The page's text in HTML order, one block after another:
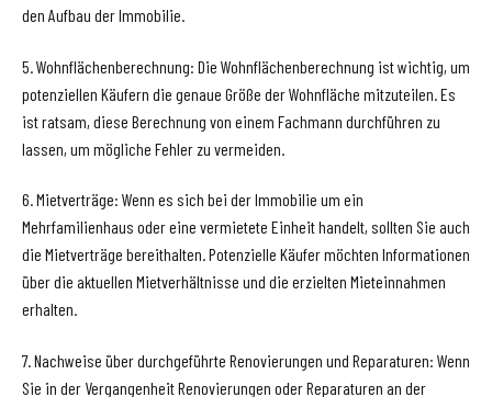
den Aufbau der Immobilie.
5. Wohnflächenberechnung: Die Wohnflächenberechnung ist wichtig, um
potenziellen Käufern die genaue Größe der Wohnfläche mitzuteilen. Es
ist ratsam, diese Berechnung von einem Fachmann durchführen zu
lassen, um mögliche Fehler zu vermeiden.
6. Mietverträge: Wenn es sich bei der Immobilie um ein
Mehrfamilienhaus oder eine vermietete Einheit handelt, sollten Sie auch
die Mietverträge bereithalten. Potenzielle Käufer möchten Informationen
über die aktuellen Mietverhältnisse und die erzielten Mieteinnahmen
erhalten.
7. Nachweise über durchgeführte Renovierungen und Reparaturen: Wenn
Sie in der Vergangenheit Renovierungen oder Reparaturen an der